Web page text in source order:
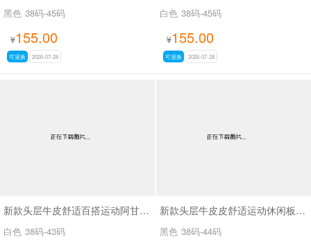
黑色 38码-45码
¥155.00
可退换 2026-07-28
白色 38码-45码
¥155.00
可退换 2026-07-28
新款头层牛皮舒适百搭运动阿甘休闲鞋SA9811
白色 38码-43码
新款头层牛皮皮舒适运动休闲板鞋阿甘鞋SA267
黑色 38码-44码